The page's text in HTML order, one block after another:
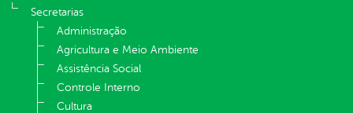
Secretarias
Administração
Agricultura e Meio Ambiente
Assistência Social
Controle Interno
Cultura